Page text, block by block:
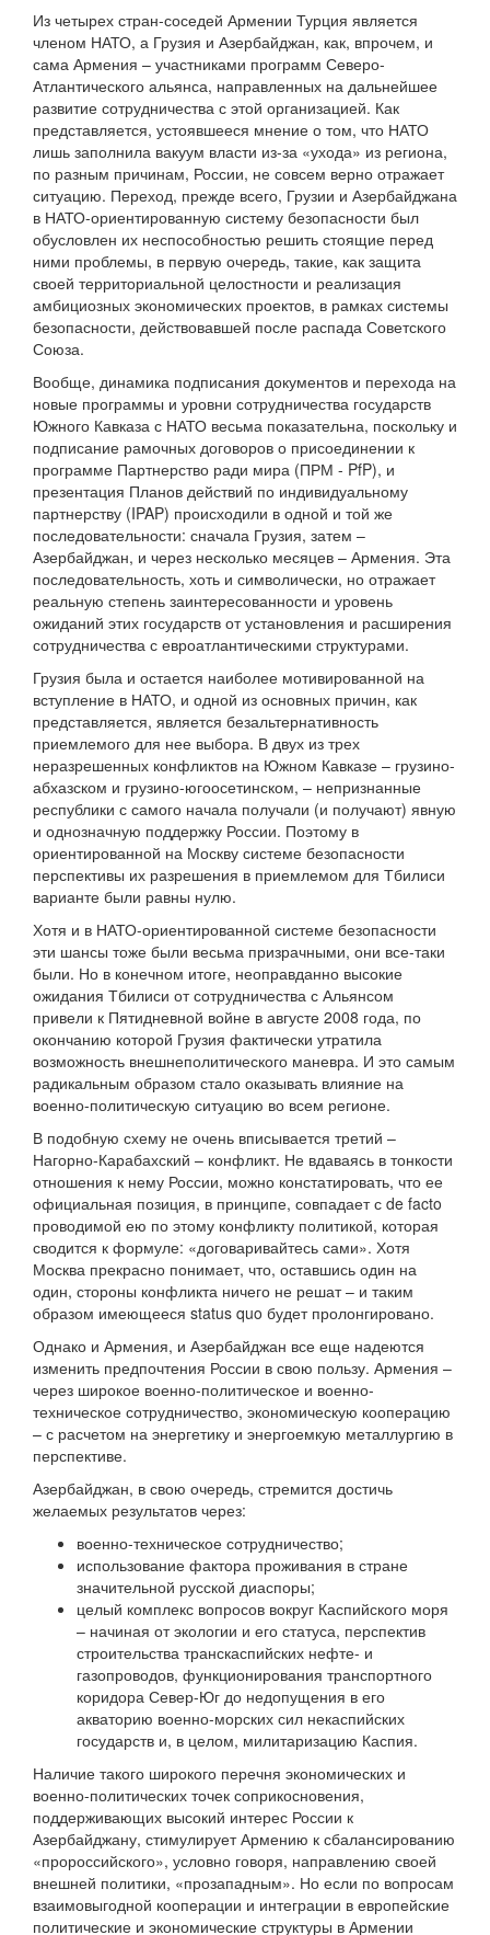
Из четырех стран-соседей Армении Турция является
членом НАТО, а Грузия и Азербайджан, как, впрочем, и
сама Армения – участниками программ Северо-
Атлантического альянса, направленных на дальнейшее
развитие сотрудничества с этой организацией. Как
представляется, устоявшееся мнение о том, что НАТО
лишь заполнила вакуум власти из-за «ухода» из региона,
по разным причинам, России, не совсем верно отражает
ситуацию. Переход, прежде всего, Грузии и Азербайджана
в НАТО-ориентированную систему безопасности был
обусловлен их неспособностью решить стоящие перед
ними проблемы, в первую очередь, такие, как защита
своей территориальной целостности и реализация
амбициозных экономических проектов, в рамках системы
безопасности, действовавшей после распада Советского
Союза.
Вообще, динамика подписания документов и перехода на
новые программы и уровни сотрудничества государств
Южного Кавказа с НАТО весьма показательна, поскольку и
подписание рамочных договоров о присоединении к
программе Партнерство ради мира (ПРМ - PfP), и
презентация Планов действий по индивидуальному
партнерству (IPAP) происходили в одной и той же
последовательности: сначала Грузия, затем –
Азербайджан, и через несколько месяцев – Армения. Эта
последовательность, хоть и символически, но отражает
реальную степень заинтересованности и уровень
ожиданий этих государств от установления и расширения
сотрудничества с евроатлантическими структурами.
Грузия была и остается наиболее мотивированной на
вступление в НАТО, и одной из основных причин, как
представляется, является безальтернативность
приемлемого для нее выбора. В двух из трех
неразрешенных конфликтов на Южном Кавказе – грузино-
абхазском и грузино-югоосетинском, – непризнанные
республики с самого начала получали (и получают) явную
и однозначную поддержку России. Поэтому в
ориентированной на Москву системе безопасности
перспективы их разрешения в приемлемом для Тбилиси
варианте были равны нулю.
Хотя и в НАТО-ориентированной системе безопасности
эти шансы тоже были весьма призрачными, они все-таки
были. Но в конечном итоге, неоправданно высокие
ожидания Тбилиси от сотрудничества с Альянсом
привели к Пятидневной войне в августе 2008 года, по
окончанию которой Грузия фактически утратила
возможность внешнеполитического маневра. И это самым
радикальным образом стало оказывать влияние на
военно-политическую ситуацию во всем регионе.
В подобную схему не очень вписывается третий –
Нагорно-Карабахский – конфликт. Не вдаваясь в тонкости
отношения к нему России, можно констатировать, что ее
официальная позиция, в принципе, совпадает с de facto
проводимой ею по этому конфликту политикой, которая
сводится к формуле: «договаривайтесь сами». Хотя
Москва прекрасно понимает, что, оставшись один на
один, стороны конфликта ничего не решат – и таким
образом имеющееся status quo будет пролонгировано.
Однако и Армения, и Азербайджан все еще надеются
изменить предпочтения России в свою пользу. Армения –
через широкое военно-политическое и военно-
техническое сотрудничество, экономическую кооперацию
– с расчетом на энергетику и энергоемкую металлургию в
перспективе.
Азербайджан, в свою очередь, стремится достичь
желаемых результатов через:
военно-техническое сотрудничество;
использование фактора проживания в стране
значительной русской диаспоры;
целый комплекс вопросов вокруг Каспийского моря
– начиная от экологии и его статуса, перспектив
строительства транскаспийских нефте- и
газопроводов, функционирования транспортного
коридора Север-Юг до недопущения в его
акваторию военно-морских сил некаспийских
государств и, в целом, милитаризацию Каспия.
Наличие такого широкого перечня экономических и
военно-политических точек соприкосновения,
поддерживающих высокий интерес России к
Азербайджану, стимулирует Армению к сбалансированию
«пророссийского», условно говоря, направлению своей
внешней политики, «прозападным». Но если по вопросам
взаимовыгодной кооперации и интеграции в европейские
политические и экономические структуры в Армении